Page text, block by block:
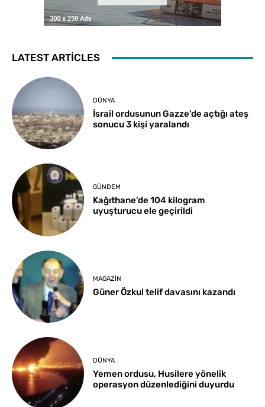
LATEST ARTICLES
DÜNYA
İsrail ordusunun Gazze’de açtığı ateş
sonucu 3 kişi yaralandı
GÜNDEM
Kağıthane’de 104 kilogram
uyuşturucu ele geçirildi
MAGAZIN
Güner Özkul telif davasını kazandı
DÜNYA
Yemen ordusu, Husilere yönelik
operasyon düzenlediğini duyurdu